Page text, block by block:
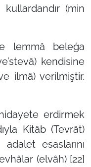
(min
lemmâ beleġa
kendisine
ilmâ) verilmiştir.
erdirmek
Kitâb (Tevrât)
adalet esaslarını
(elvâh) [22]